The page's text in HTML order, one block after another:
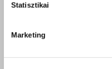
Statisztikai
Marketing